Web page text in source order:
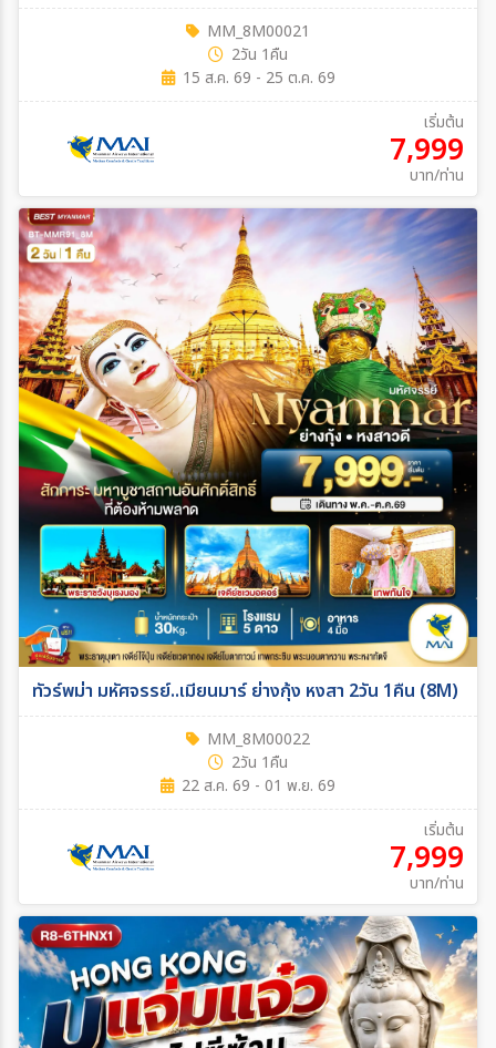
MM_8M00021
2วัน 1คืน
15 ส.ค. 69 - 25 ต.ค. 69
เริ่มต้น
7,999
บาท/ท่าน
ทัวร์พม่า มหัศจรรย์..เมียนมาร์ ย่างกุ้ง หงสา 2วัน 1คืน (8M)
MM_8M00022
2วัน 1คืน
22 ส.ค. 69 - 01 พ.ย. 69
เริ่มต้น
7,999
บาท/ท่าน